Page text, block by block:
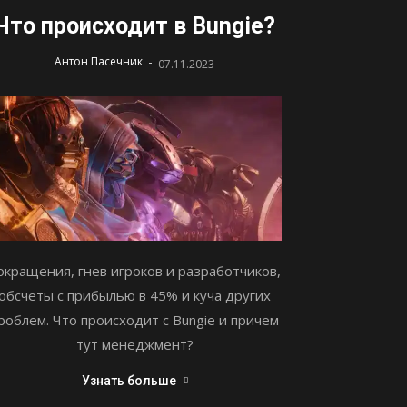
происходит в Bungie?
Антон Пасечник - 07.11.2023
гнев игроков и разработчиков,
с прибылью в 45% и куча других
Что происходит с Bungie и причем
тут менеджмент?
Узнать больше